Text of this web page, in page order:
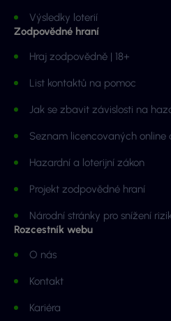
Výsledky loterií
Zodpovědné hraní
Hraj zodpovědně | 18+
List kontaktů na pomoc
Jak se zbavit závislosti na
Seznam licencovaných online
Hazardní a loterijní zákon
Projekt zodpovědné hraní
Národní stránky pro snížení
Rozcestník webu
O nás
Kontakt
Kariéra